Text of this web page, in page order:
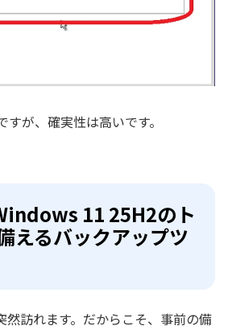
が、確実性は高いです。
11 25H2のト
えるバックアップツ
然訪れます。だからこそ、事前の備